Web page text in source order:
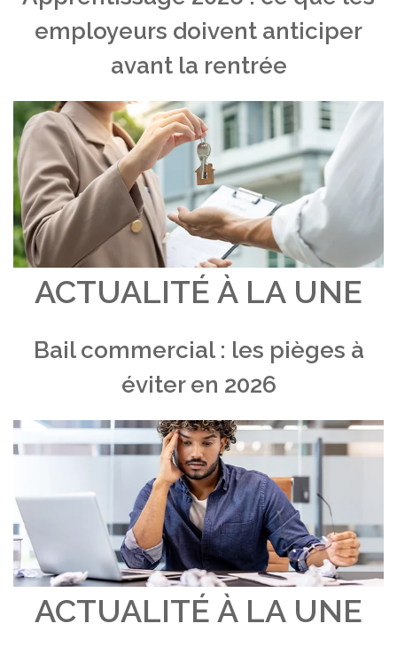
employeurs doivent anticiper
avant la rentrée
ACTUALITÉ À LA UNE
Bail commercial : les pièges à
éviter en 2026
ACTUALITÉ À LA UNE